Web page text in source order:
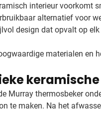
interieur voorkomt
alternatief voor
design dat opvalt op elk
materialen en
Murray thermosbeker
te maken. Na het